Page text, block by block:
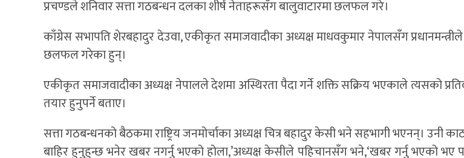
प्रचण्डले शनिवार सत्ता गठबन्धन दलका शीर्ष नेताहरूसँग बालुवाटारमा छलफल गरे।
काँग्रेस सभापति शेरबहादुर देउवा, एकीकृत समाजवादीका अध्यक्ष माधवकुमार नेपालसँग
छलफल गरेका हुन्।
एकीकृत समाजवादीका अध्यक्ष नेपालले देशमा अस्थिरता पैदा गर्ने शक्ति सक्रिय भएकाले त्यसको
तयार हुनुपर्ने बताए।
सत्ता गठबन्धनको बैठकमा राष्ट्रिय जनमोर्चाका अध्यक्ष चित्र बहादुर केसी भने सहभागी भएनन्। उनी
बाहिर हुनुहुन्छ भनेर खबर नगर्नु भएको होला,’अध्यक्ष केसीले पहिचानसँग भने,‘खबर गर्नु भएको भए